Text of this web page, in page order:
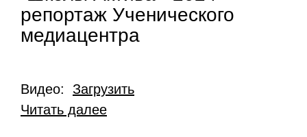
репортаж Ученического
медиацентра
Видео: Загрузить
Читать далее